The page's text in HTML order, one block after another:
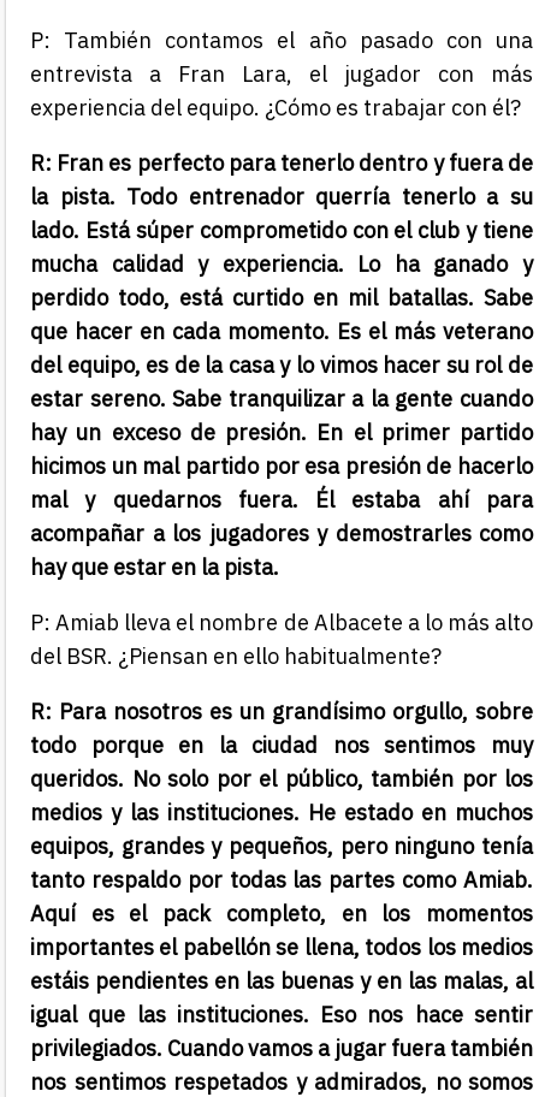
P: También contamos el año pasado con una
entrevista a Fran Lara, el jugador con más
experiencia del equipo. ¿Cómo es trabajar con él?
R: Fran es perfecto para tenerlo dentro y fuera de
la pista. Todo entrenador querría tenerlo a su
lado. Está súper comprometido con el club y tiene
mucha calidad y experiencia. Lo ha ganado y
perdido todo, está curtido en mil batallas. Sabe
que hacer en cada momento. Es el más veterano
del equipo, es de la casa y lo vimos hacer su rol de
estar sereno. Sabe tranquilizar a la gente cuando
hay un exceso de presión. En el primer partido
hicimos un mal partido por esa presión de hacerlo
mal y quedarnos fuera. Él estaba ahí para
acompañar a los jugadores y demostrarles como
hay que estar en la pista.
P: Amiab lleva el nombre de Albacete a lo más alto
del BSR. ¿Piensan en ello habitualmente?
R: Para nosotros es un grandísimo orgullo, sobre
todo porque en la ciudad nos sentimos muy
queridos. No solo por el público, también por los
medios y las instituciones. He estado en muchos
equipos, grandes y pequeños, pero ninguno tenía
tanto respaldo por todas las partes como Amiab.
Aquí es el pack completo, en los momentos
importantes el pabellón se llena, todos los medios
estáis pendientes en las buenas y en las malas, al
igual que las instituciones. Eso nos hace sentir
privilegiados. Cuando vamos a jugar fuera también
nos sentimos respetados y admirados, no somos